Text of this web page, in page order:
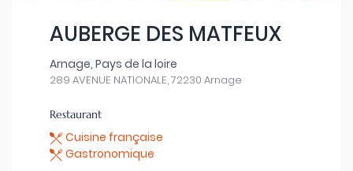
AUBERGE DES MATFEUX
Arnage, Pays de la loire
289 AVENUE NATIONALE, 72230 Arnage
Restaurant
Cuisine française
Gastronomique